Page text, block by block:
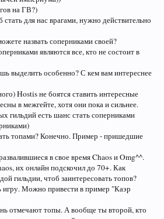
на ГВ?)
стать для нас врагами, нужно действительно
назвать соперниками своей?
являются все, кто не состоит в
выделить особенно? С кем вам интереснее
Hostis не боятся ставить интересные
в межгейте, хотя они пока и сильнее.
гильдий есть шанс стать соперниками
топами? Конечно. Пример - пришедшие
в свое время Chaos и Omg^^.
их онлайн подскочил до 70+. Как
гильдии, чтоб заинтересовать топов?
игру. Можно привести в пример "Каэр
отмечают топы. А вообще ты второй, кто